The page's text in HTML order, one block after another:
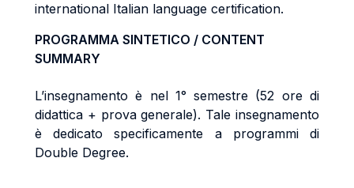
international Italian language certification.
PROGRAMMA SINTETICO / CONTENT
SUMMARY
L’insegnamento è nel 1° semestre (52 ore di
didattica + prova generale). Tale insegnamento
è dedicato specificamente a programmi di
Double Degree.